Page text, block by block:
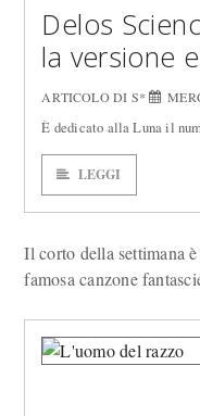
Delos
la versione
ARTICOLO DI S*
È dedicato alla Luna il
LEGGI
Il corto della settimana
famosa canzone